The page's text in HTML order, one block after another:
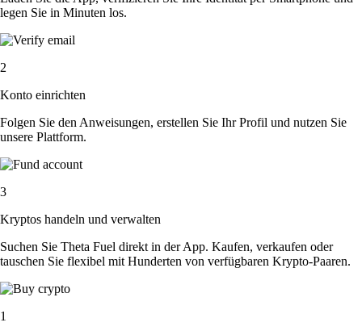
legen Sie in Minuten los.
2
Konto einrichten
Folgen Sie den Anweisungen, erstellen Sie Ihr Profil und nutzen Sie
unsere Plattform.
3
Kryptos handeln und verwalten
Suchen Sie Theta Fuel direkt in der App. Kaufen, verkaufen oder
tauschen Sie flexibel mit Hunderten von verfügbaren Krypto-Paaren.
1